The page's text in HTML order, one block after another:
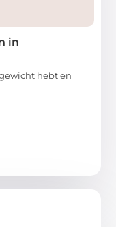
in
hebt en